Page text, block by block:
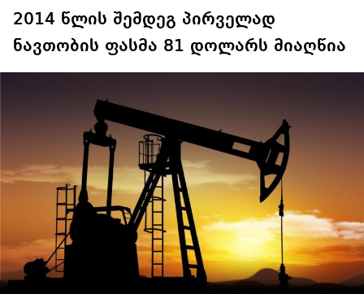
2014 წლის შემდეგ პირველად
ნავთობის ფასმა 81 დოლარს მიაღწია